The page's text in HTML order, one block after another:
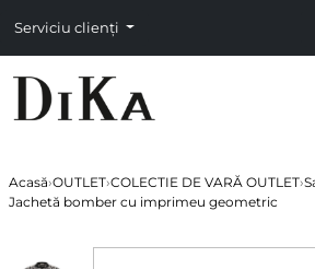
Serviciu clienți
Acasă›OUTLET›COLECTIE DE VARĂ OUTLET›
Jachetă bomber cu imprimeu geometric